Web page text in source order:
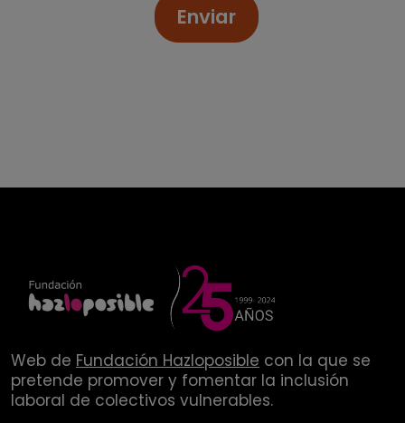
Enviar
Web de Fundación Hazloposible con la que se
pretende promover y fomentar la inclusión
laboral de colectivos vulnerables.